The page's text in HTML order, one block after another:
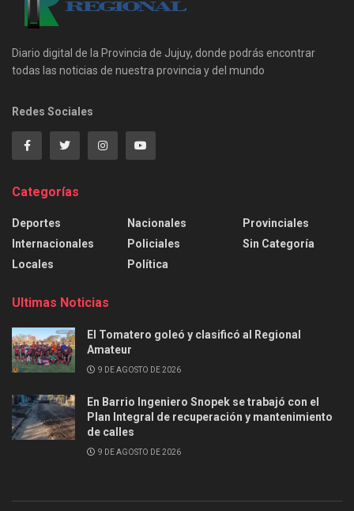
Diario digital de la Provincia de Jujuy, donde podrás encontrar
todas las noticias de nuestra provincia y del mundo
Redes Sociales
Categorías
Deportes
Internacionales
Locales
Nacionales
Policiales
Política
Provinciales
Sin Categoría
Ultimas Noticias
El Tomatero goleó y clasificó al Regional
Amateur
9 DE AGOSTO DE 2026
En Barrio Ingeniero Snopek se trabajó con el
Plan Integral de recuperación y mantenimiento
de calles
9 DE AGOSTO DE 2026